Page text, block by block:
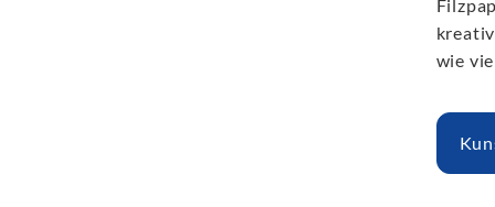
wie